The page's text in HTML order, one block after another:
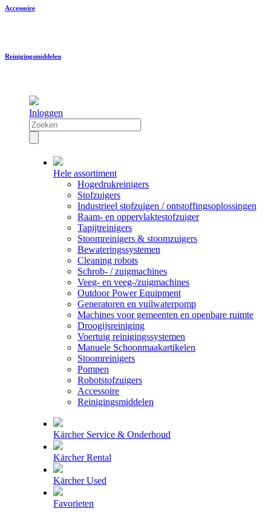
Accessoire
Reinigingsmiddelen
Inloggen
Hele assortiment
Hogedrukreinigers
Stofzuigers
Industrieel stofzuigen / ontstoffingsoplossingen
Raam- en oppervlaktestofzuiger
Tapijtreinigers
Stoomreinigers & stoomzuigers
Bewateringssystemen
Cleaning robots
Schrob- / zuigmachines
Veeg- en veeg-/zuigmachines
Outdoor Power Equipment
Generatoren en vuilwaterpomp
Machines voor gemeenten en openbare ruimte
Droogijsreiniging
Voertuig reinigingssystemen
Manuele Schoonmaakartikelen
Stoomreinigers
Pompen
Robotstofzuigers
Accessoire
Reinigingsmiddelen
Kärcher Service & Onderhoud
Kärcher Rental
Kärcher Used
Favorieten